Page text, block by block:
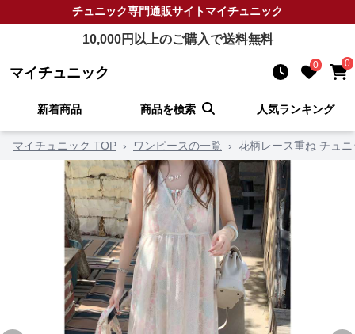
チュニック専門通販サイトマイチュニック
10,000円以上のご購入で送料無料
マイチュニック 0 0
新着商品 商品を検索 人気ランキング
マイチュニック TOP › ワンピースの一覧 › 花柄レース重ね チュ